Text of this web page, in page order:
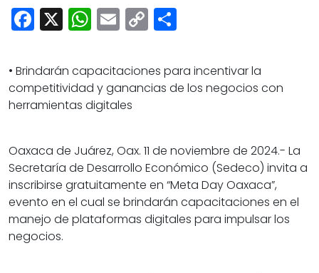
Deportes
OpiniónFacebook
X WhatsApp
Email
Copy
Link
• Brindarán capacitaciones para incentivar la
competitividad y ganancias de los negocios con
herramientas digitales
Oaxaca de Juárez, Oax. 11 de noviembre de 2024.- La
Secretaría de Desarrollo Económico (Sedeco) invita a
inscribirse gratuitamente en “Meta Day Oaxaca”,
evento en el cual se brindarán capacitaciones en el
manejo de plataformas digitales para impulsar los
negocios.